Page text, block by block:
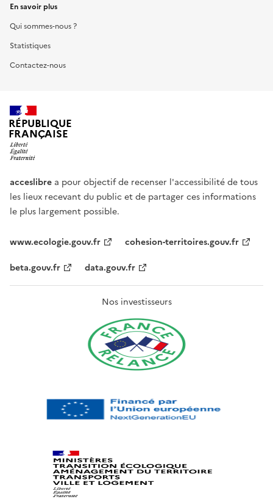
En savoir plus
Qui sommes-nous ?
Statistiques
Contactez-nous
RÉPUBLIQUE
FRANÇAISE
acceslibre a pour objectif de recenser l'accessibilité de tous
les lieux recevant du public et de partager ces informations
le plus largement possible.
www.ecologie.gouv.fr
cohesion-territoires.gouv.fr
beta.gouv.fr
data.gouv.fr
Nos investisseurs